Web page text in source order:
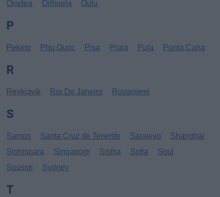
Oradea Orihuela Oulu
P
Peking Phu Quoc Pisa Praia Pula Punta Cana
R
Reykjavik Rio De Janeiro Rovaniemi
S
Samos Santa Cruz de Tenerife Sarajevo
Shanghai
Sighisoara
Singapore Sisilia Sofia
Soul
Sousse
Sydney
T